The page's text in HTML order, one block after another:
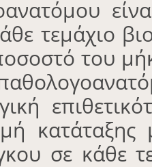
τεμάχιο
του
σε κάθε